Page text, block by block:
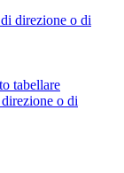
direzione o di
tabellare
o di